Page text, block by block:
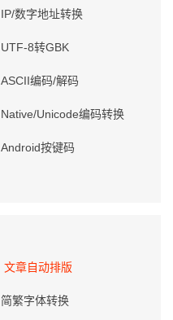
IP/数字地址转换
UTF-8转GBK
ASCII编码/解码
Native/Unicode编码转换
Android按键码
文章自动排版
简繁字体转换